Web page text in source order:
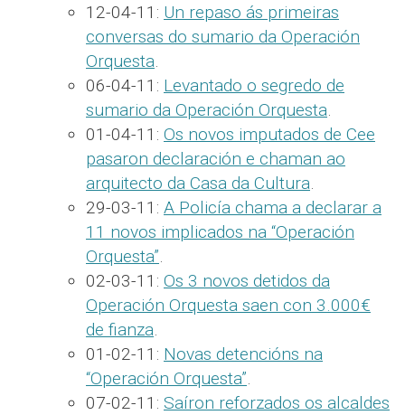
12-04-11: Un repaso ás primeiras
conversas do sumario da Operación
Orquesta.
06-04-11: Levantado o segredo de
sumario da Operación Orquesta.
01-04-11: Os novos imputados de Cee
pasaron declaración e chaman ao
arquitecto da Casa da Cultura.
29-03-11: A Policía chama a declarar a
11 novos implicados na “Operación
Orquesta”.
02-03-11: Os 3 novos detidos da
Operación Orquesta saen con 3.000€
de fianza.
01-02-11: Novas detencións na
“Operación Orquesta”.
07-02-11: Saíron reforzados os alcaldes